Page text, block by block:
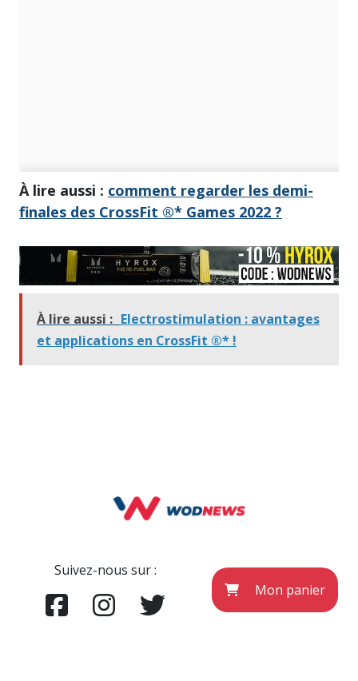
À lire aussi : comment regarder les demi-
finales des CrossFit ®* Games 2022 ?
À lire aussi : Electrostimulation : avantages
et applications en CrossFit ®* !
Suivez-nous sur :
Mon panier